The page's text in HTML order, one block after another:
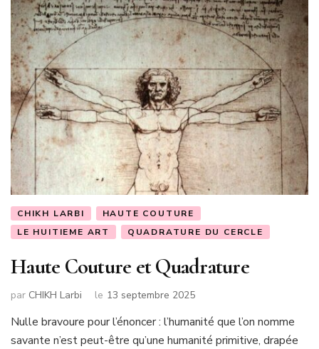
CHIKH LARBI
HAUTE COUTURE
LE HUITIEME ART
QUADRATURE DU CERCLE
Haute Couture et Quadrature
par CHIKH Larbi le 13 septembre 2025
Nulle bravoure pour l’énoncer : l’humanité que l’on nomme
savante n’est peut-être qu’une humanité primitive, drapée